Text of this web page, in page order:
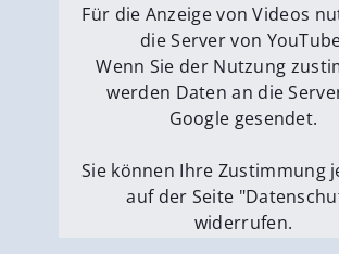
Externe Medien erlauben
Für die Anzeige von Videos
die Server von
Wenn Sie der Nutzung
werden Daten an die
Google gesendet.
Sie können Ihre Zustimmung
auf der Seite
widerrufen.